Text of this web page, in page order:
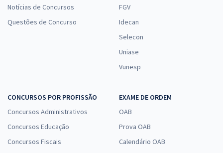
Notícias de Concursos
Questões de Concurso
FGV
Idecan
Selecon
Uniase
Vunesp
CONCURSOS POR PROFISSÃO
Concursos Administrativos
Concursos Educação
Concursos Fiscais
EXAME DE ORDEM
OAB
Prova OAB
Calendário OAB